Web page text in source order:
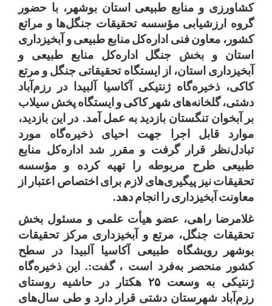
کشاورزی و منابع طبیعی استان بوشهر، با حضور
گروه
ارزشیابی مؤسسه تحقیقات جنگل‌ها و مراتع
کشور، معاونفنی اداره‌کل منابع طبیعی و آبخیزداری
استان
و بخش جنگل اداره‌کل منابع طبیعی
و
آبخیزداری استان، از ایستگاه تحقیقاتی جنگل و مرتع
کاکی، ذخیره‌گاه ژنتیکی آکاسیا آلبیدا در
رزم‌آباد
دشتی، گلخانه‌های شهر کاکیو ایستگاهپخش سیلاب
بر
آبخوان تنگستان بازدید به عمل آمد. در این بازدید،
موارد
قابل اجرا جهت احیای ذخیره‌گاه
مورد
تبادل‌نظر
قرار گرفت و مقرر شد اداره‌کل منابع
طبیعی
طرح مربوطه را تهیه کرده و
مؤسسه
تحقیقات نیز پیگیری‌های لازم برای اختصاص اعتبار
از
معاونت آبخیزداریرا انجامدهد.
غلامرضا راهی، عضو هیأت علمی و مسئول بخش
تحقیقات جنگل، مرتع و آبخیزداری مرکز
تحقیقات
بوشهر
رویشگاه طبیعی آکاسیا آلبیدا در سطح
کشور منحصر به‌فرد است ، گفت:. این ذخیره‌گاه
ژنتیکی به وسعت ۲۵ هکتار در حاشیه روستای
رزم‌آباد شهرستان دشتی قرار دارد و طی سال‌های